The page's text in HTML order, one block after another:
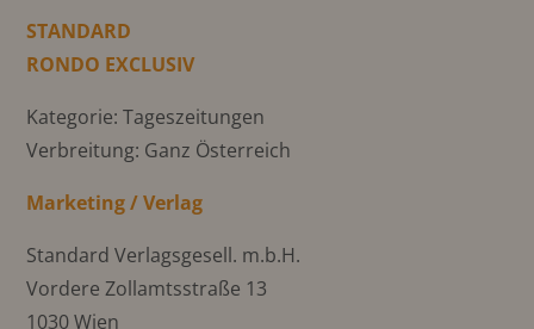
STANDARD
RONDO EXCLUSIV
Kategorie: Tageszeitungen
Verbreitung: Ganz Österreich
Marketing / Verlag
Standard Verlagsgesell. m.b.H.
Vordere Zollamtsstraße 13
1030 Wien